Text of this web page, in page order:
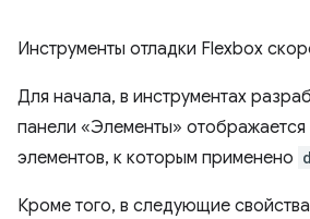
Инструменты отладки Flexbox
Для начала, в инструментах
панели «Элементы» отображается
элементов, к которым применено
Кроме того, в следующие